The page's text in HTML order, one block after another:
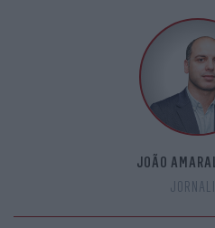
JOÃO